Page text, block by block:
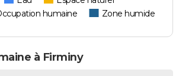
humaine Zone humide
à Firminy